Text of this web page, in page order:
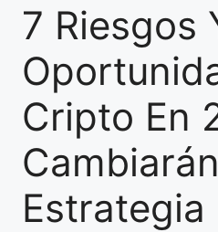
7 Riesgos
Cripto En
Estrategia